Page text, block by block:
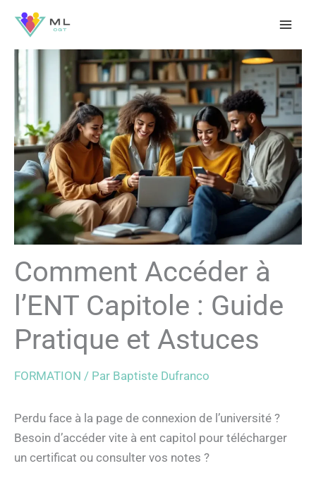
Aller
contenu
Comment Accéder à
l’ENT Capitole : Guide
Pratique et Astuces
FORMATION / Par Baptiste Dufranco
Perdu face à la page de connexion de l’université ?
Besoin d’accéder vite à ent capitol pour télécharger
un certificat ou consulter vos notes ?